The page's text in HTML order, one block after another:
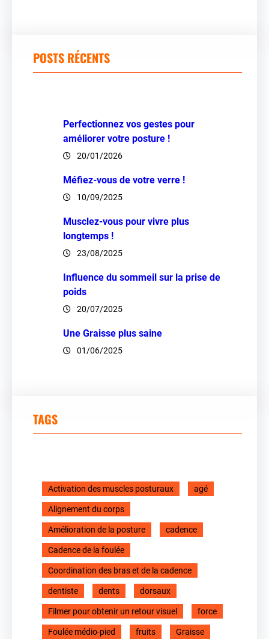
POSTS RÉCENTS
Perfectionnez vos gestes pour
améliorer votre posture !
20/01/2026
Méfiez-vous de votre verre !
10/09/2025
Musclez-vous pour vivre plus
longtemps !
23/08/2025
Influence du sommeil sur la prise de
poids
20/07/2025
Une Graisse plus saine
01/06/2025
TAGS
Activation des muscles posturaux agé
Alignement du corps
Amélioration de la posture cadence
Cadence de la foulée
Coordination des bras et de la cadence
dentiste dents dorsaux
Filmer pour obtenir un retour visuel force
Foulée médio-pied fruits Graisse